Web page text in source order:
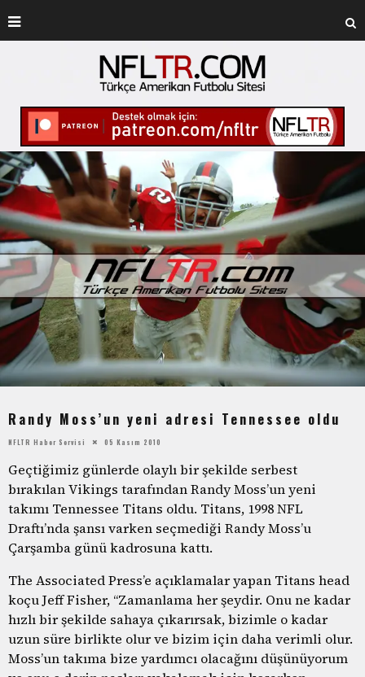
Randy Moss’un yeni adresi Tennessee oldu
NFLTR Haber Servisi 05 Kasım 2010
Geçtiğimiz günlerde olaylı bir şekilde serbest
bırakılan Vikings tarafından Randy Moss’un yeni
takımı Tennessee Titans oldu. Titans, 1998 NFL
Draftı’nda şansı varken seçmediği Randy Moss’u
Çarşamba günü kadrosuna kattı.
The Associated Press’e açıklamalar yapan Titans head
koçu Jeff Fisher, “Zamanlama her şeydir. Onu ne kadar
hızlı bir şekilde sahaya çıkarırsak, bizimle o kadar
uzun süre birlikte olur ve bizim için daha verimli olur.
Moss’un takıma bize yardımcı olacağını düşünüyorum